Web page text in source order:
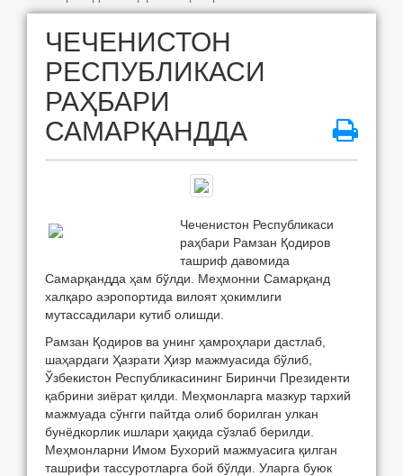
ЧЕЧЕНИСТОН
РЕСПУБЛИКАСИ
РАҲБАРИ
САМАРҚАНДДА
Чеченистон Республикаси
раҳбари Рамзан Қодиров
ташриф давомида
Самарқандда ҳам бўлди. Меҳмонни Самарқанд
халқаро аэропортида вилоят ҳокимлиги
мутассадилари кутиб олишди.
Рамзан Қодиров ва унинг ҳамроҳлари дастлаб,
шаҳардаги Ҳазрати Ҳизр мажмуасида бўлиб,
Ўзбекистон Республикасининг Биринчи Президенти
қабрини зиёрат қилди. Меҳмонларга мазкур тархий
мажмуада сўнгги пайтда олиб борилган улкан
бунёдкорлик ишлари ҳақида сўзлаб берилди.
Меҳмонларни Имом Бухорий мажмуасига қилган
ташрифи тассуротларга бой бўлди. Уларга буюк